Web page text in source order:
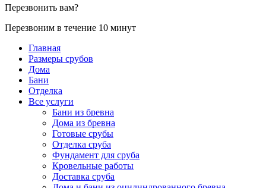
Перезвонить вам?
Перезвоним в течение 10 минут
Главная
Размеры срубов
Дома
Бани
Отделка
Все услуги
Бани из бревна
Дома из бревна
Готовые срубы
Отделка сруба
Фундамент для сруба
Кровельные работы
Доставка сруба